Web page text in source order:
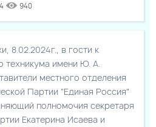
940
8.02.2024г., в гости к
техникума имени Ю. А.
местного отделения
Партии "Единая Россия"
полномочия секретаря
Екатерина Исаева и